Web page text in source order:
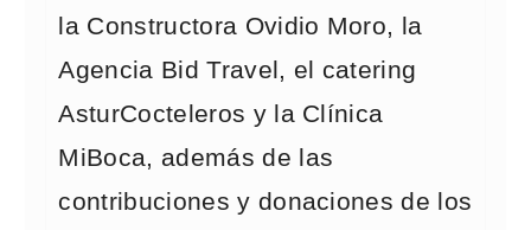
la Constructora Ovidio Moro, la
Agencia Bid Travel, el catering
AsturCocteleros y la Clínica
MiBoca, además de las
contribuciones y donaciones de los